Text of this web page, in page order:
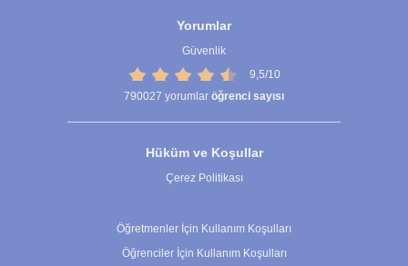
Yorumlar
Güvenlik
9,5/10
790027 yorumlar öğrenci sayısı
Hüküm ve Koşullar
Çerez Politikası
Öğretmenler İçin Kullanım Koşulları
Öğrenciler İçin Kullanım Koşulları